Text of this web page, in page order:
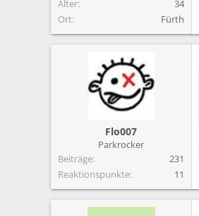
Alter
34
Ort
Fürth
Flo007
Parkrocker
Beiträge
231
Reaktionspunkte
11